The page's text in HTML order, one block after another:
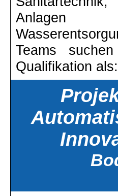
Teams
Qualifikation als: